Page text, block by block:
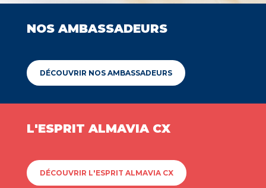
NOS AMBASSADEURS
DÉCOUVRIR NOS AMBASSADEURS
L'ESPRIT ALMAVIA CX
DÉCOUVRIR L'ESPRIT ALMAVIA CX